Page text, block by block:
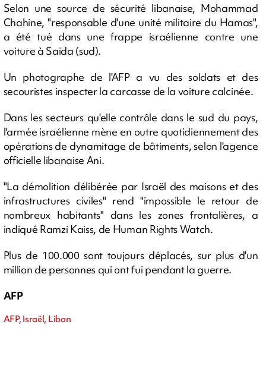
Selon une source de sécurité libanaise, Mohammad
Chahine, "responsable d'une unité militaire du Hamas",
a été tué dans une frappe israélienne contre une
voiture à Saïda (sud).
Un photographe de l'AFP a vu des soldats et des
secouristes inspecter la carcasse de la voiture calcinée.
Dans les secteurs qu'elle contrôle dans le sud du pays,
l'armée israélienne mène en outre quotidiennement des
opérations de dynamitage de bâtiments, selon l'agence
officielle libanaise Ani.
"La démolition délibérée par Israël des maisons et des
infrastructures civiles" rend "impossible le retour de
nombreux habitants" dans les zones frontalières, a
indiqué Ramzi Kaiss, de Human Rights Watch.
Plus de 100.000 sont toujours déplacés, sur plus d'un
million de personnes qui ont fui pendant la guerre.
AFP
AFP, Israël, Liban